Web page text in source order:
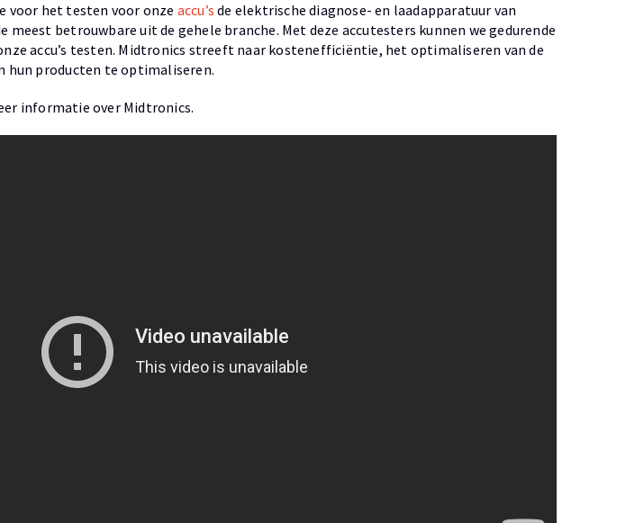
voor het testen voor onze accu’s de elektrische diagnose- en laadapparatuur van
meest betrouwbare uit de gehele branche. Met deze accutesters kunnen we gedurende
accu’s testen. Midtronics streeft naar kostenefficiëntie, het optimaliseren van de
hun producten te optimaliseren.
informatie over Midtronics.